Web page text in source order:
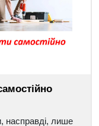
насправді, лише